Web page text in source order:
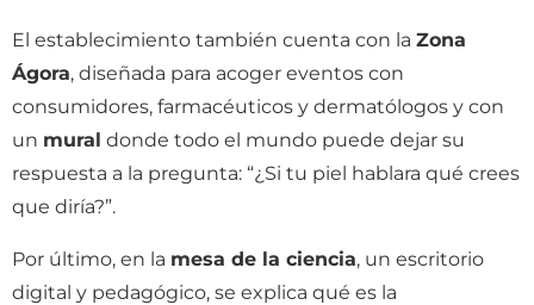
El establecimiento también cuenta con la Zona
Ágora, diseñada para acoger eventos con
consumidores, farmacéuticos y dermatólogos y con
un mural donde todo el mundo puede dejar su
respuesta a la pregunta: “¿Si tu piel hablara qué crees
que diría?”.
Por último, en la mesa de la ciencia, un escritorio
digital y pedagógico, se explica qué es la